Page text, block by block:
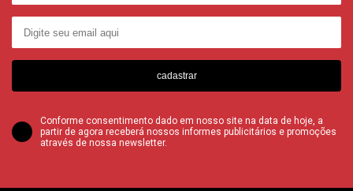
cadastrar
Conforme consentimento dado em nosso site na data de hoje, a
partir de agora receberá nossos informes publicitários e promoções
através de nossa newsletter.